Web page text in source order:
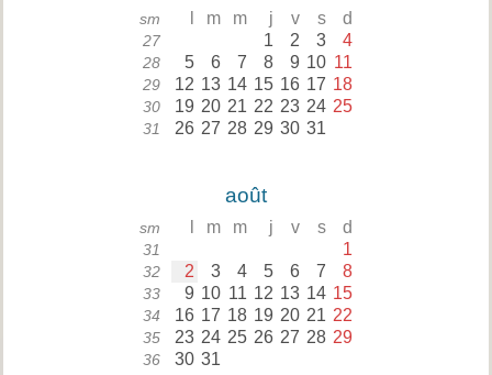
sm m m j v s d
27 1 2 3 4
28 5 6 7 8 9 10 11
29 12 13 14 15 16 17 18
30 19 20 21 22 23 24 25
31 26 27 28 29 30 31
août
sm m m j v s d
31 1
32 2 3 4 5 6 7 8
33 9 10 11 12 13 14 15
34 16 17 18 19 20 21 22
35 23 24 25 26 27 28 29
36 30 31